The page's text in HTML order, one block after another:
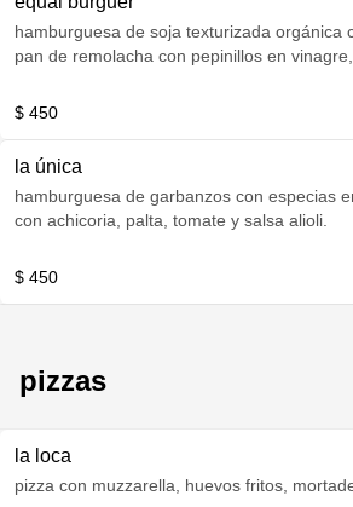
hamburguesa de soja texturizada orgánica
pan de remolacha con pepinillos en
$ 450
la única
hamburguesa de garbanzos con especias
con achicoria, palta, tomate y salsa alioli.
$ 450
pizzas
la loca
pizza con muzzarella, huevos fritos,